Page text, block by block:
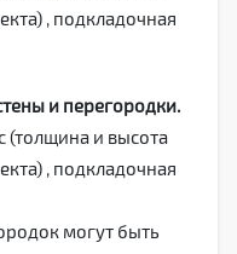
, подкладочная
и перегородки.
(толщина и высота
, подкладочная
могут быть